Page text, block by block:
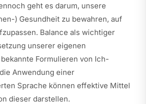
geht es darum, unsere
) Gesundheit zu bewahren, auf
Balance als wichtiger
unserer eigenen
Formulieren von Ich-
Anwendung einer
Sprache können effektive Mittel
dieser darstellen.